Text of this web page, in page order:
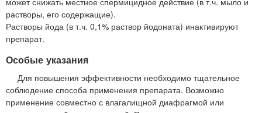
растворы, его содержащие).
Растворы йода (в т.ч. 0,1% раствор йодоната) инактивируют
препарат.
Особые указания
Для повышения эффективности необходимо тщательное
соблюдение способа применения препарата. Возможно
применение совместно с влагалищной диафрагмой или